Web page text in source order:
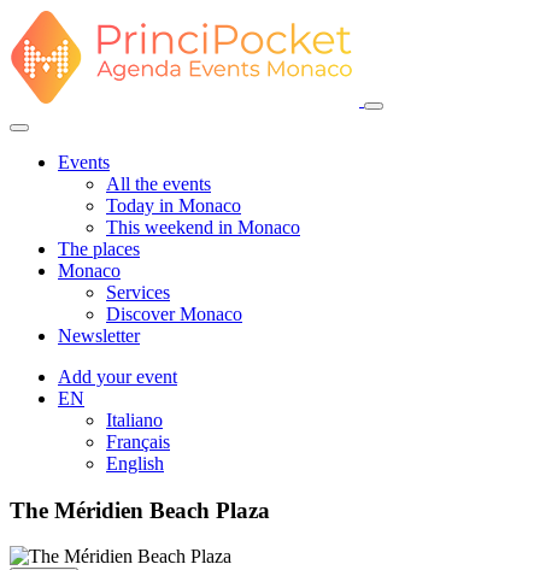
Events
All the events
Today in Monaco
This weekend in Monaco
The places
Monaco
Services
Discover Monaco
Newsletter
Add your event
EN
Italiano
Français
English
The Méridien Beach Plaza